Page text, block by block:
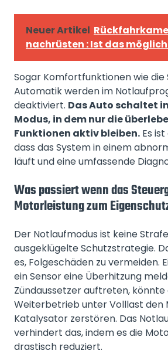
Neuer Artikel
nachrüsten : Ist das
Sogar Komfortfunktionen wie
Automatik werden im
deaktiviert. Das Auto schaltet
Modus, in dem nur die
Funktionen aktiv bleiben. Es
dass das System in einem
läuft und eine umfassende
Was passiert wenn das
Motorleistung zum
Der Notlaufmodus ist keine
ausgeklügelte Schutzstrategie.
es, Folgeschäden zu vermeiden.
ein Sensor eine Überhitzung
Zündaussetzer auftreten, könnte
Weiterbetrieb unter Volllast den
Katalysator zerstören. Das
verhindert das, indem es die
drastisch reduziert.